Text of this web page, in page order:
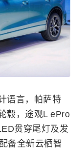
语言，帕萨特
毂，途观L ePro
贯穿尾灯及发
备全新云栖智